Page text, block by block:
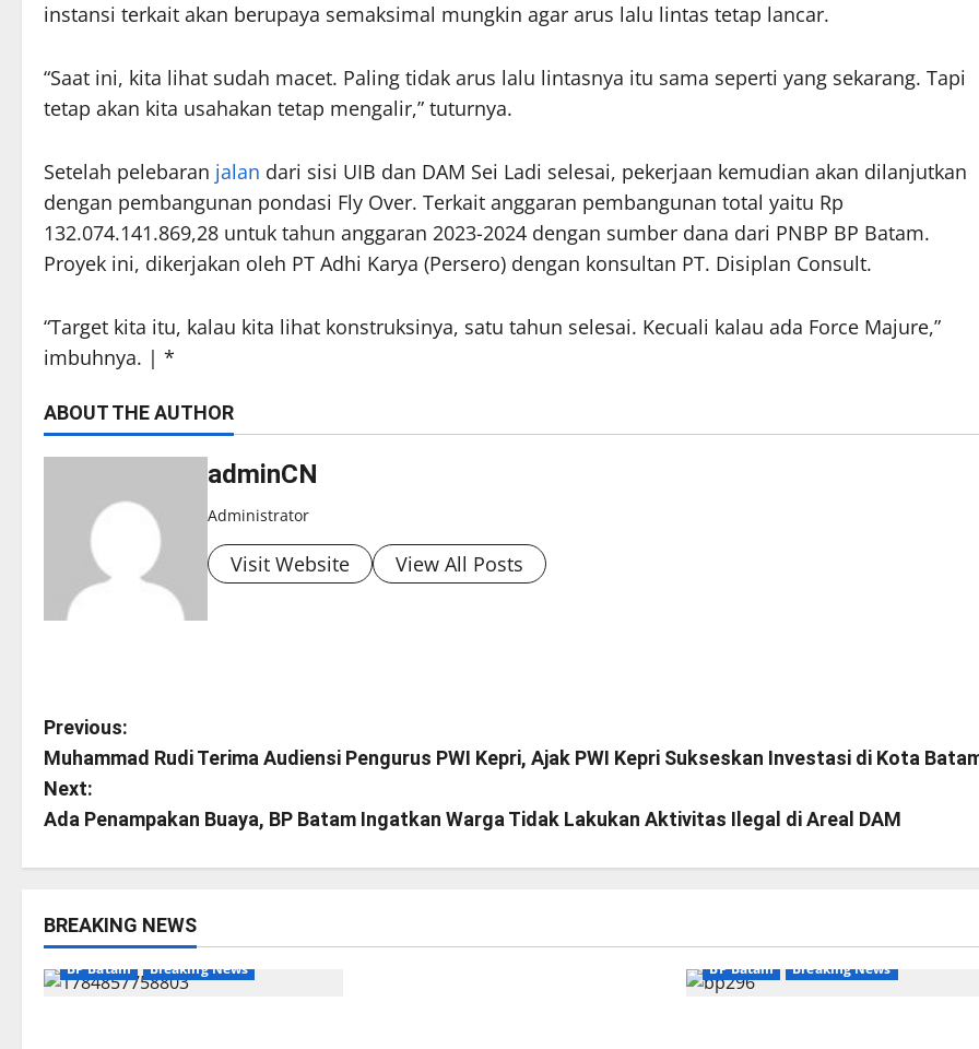
instansi terkait akan berupaya semaksimal mungkin agar arus lalu lintas tetap lancar.
“Saat ini, kita lihat sudah macet. Paling tidak arus lalu lintasnya itu sama seperti yang sekarang. Tapi
tetap akan kita usahakan tetap mengalir,” tuturnya.
Setelah pelebaran jalan dari sisi UIB dan DAM Sei Ladi selesai, pekerjaan kemudian akan dilanjutkan
dengan pembangunan pondasi Fly Over. Terkait anggaran pembangunan total yaitu Rp
132.074.141.869,28 untuk tahun anggaran 2023-2024 dengan sumber dana dari PNBP BP Batam.
Proyek ini, dikerjakan oleh PT Adhi Karya (Persero) dengan konsultan PT. Disiplan Consult.
“Target kita itu, kalau kita lihat konstruksinya, satu tahun selesai. Kecuali kalau ada Force Majure,”
imbuhnya. | *
ABOUT THE AUTHOR
adminCN
Administrator
Visit Website View All Posts
P
o
s
t
n
a
Previous:
Muhammad Rudi Terima Audiensi Pengurus PWI Kepri, Ajak PWI Kepri Sukseskan Investasi di Kota
Next:
Ada Penampakan Buaya, BP Batam Ingatkan Warga Tidak Lakukan Aktivitas Ilegal di Areal DAM
BREAKING NEWS
BP Batam Breaking News BP Batam Breaking News